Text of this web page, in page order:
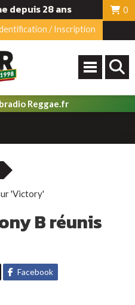
depuis 28 ans
0
/ Inscription
Reggae.fr
B réunis
Facebook